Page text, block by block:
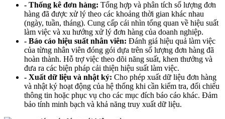
- Thống kê đơn hàng: Tổng hợp và phân tích số lượng đơn
hàng đã được xử lý theo các khoảng thời gian khác nhau
(ngày, tuần, tháng). Cung cấp cái nhìn tổng quan về hiệu suất
làm việc và xu hướng xử lý đơn hàng của doanh nghiệp.
- Báo cáo hiệu suất nhân viên: Đánh giá hiệu quả làm việc
của từng nhân viên đóng gói dựa trên số lượng đơn hàng đã
hoàn thành. Hỗ trợ việc theo dõi năng suất, khen thưởng và
đưa ra các biện pháp cải thiện hiệu suất làm việc.
- Xuất dữ liệu và nhật ký: Cho phép xuất dữ liệu đơn hàng
và nhật ký hoạt động của hệ thống khi cần kiểm tra, đối chiếu
thông tin hoặc phục vụ cho các mục đích báo cáo khác. Đảm
bảo tính minh bạch và khả năng truy xuất dữ liệu.